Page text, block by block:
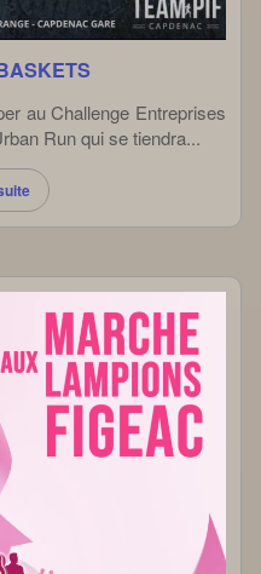
au Challenge Entreprises
Run qui se tiendra...